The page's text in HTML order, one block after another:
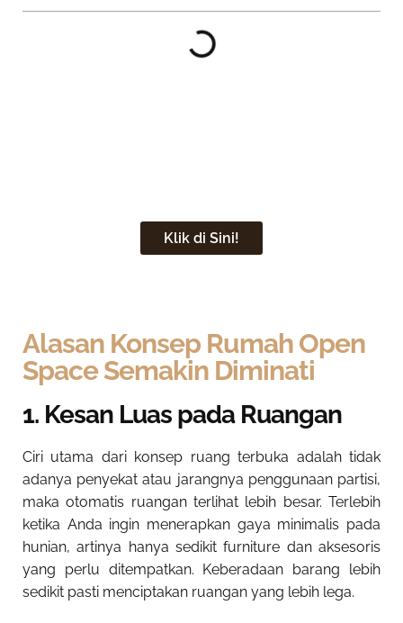
Klik di Sini!
Alasan Konsep Rumah Open
Space Semakin Diminati
1. Kesan Luas pada Ruangan
Ciri utama dari konsep ruang terbuka adalah tidak
adanya penyekat atau jarangnya penggunaan partisi,
maka otomatis ruangan terlihat lebih besar. Terlebih
ketika Anda ingin menerapkan gaya minimalis pada
hunian, artinya hanya sedikit furniture dan aksesoris
yang perlu ditempatkan. Keberadaan barang lebih
sedikit pasti menciptakan ruangan yang lebih lega.